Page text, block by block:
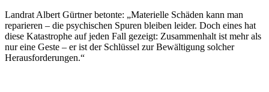
Landrat Albert Gürtner betonte: „Materielle Schäden kann man
reparieren – die psychischen Spuren bleiben leider. Doch eines hat
diese Katastrophe auf jeden Fall gezeigt: Zusammenhalt ist mehr als
nur eine Geste – er ist der Schlüssel zur Bewältigung solcher
Herausforderungen.“